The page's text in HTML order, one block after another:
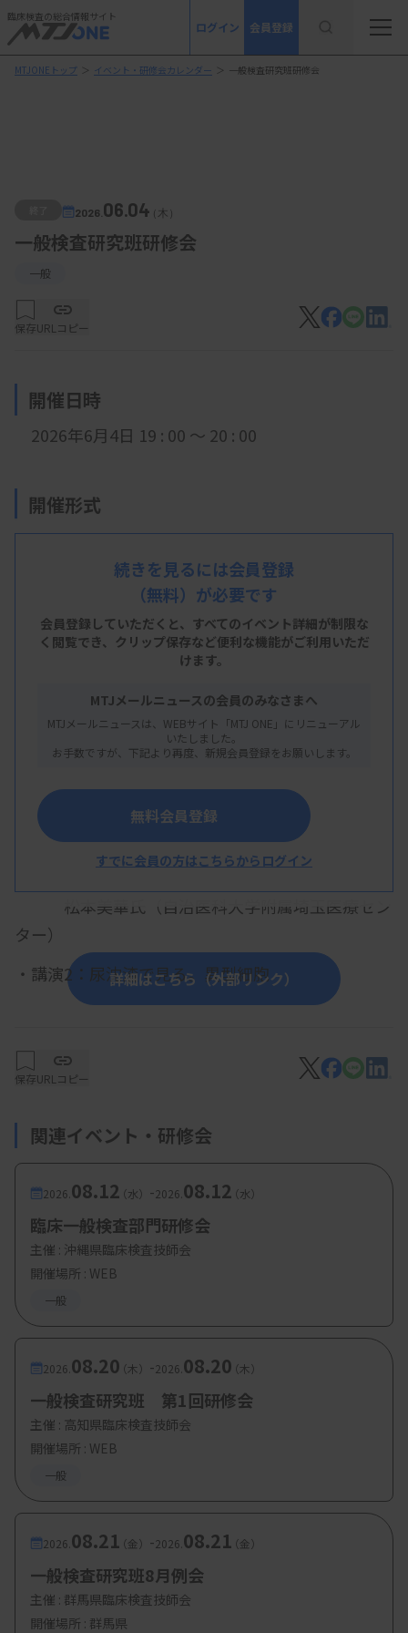
臨床検査の総合情報サイト
ログイン 会員登録
MTJONEトップ ＞ イベント・研修会カレンダー ＞ 一般検査研究班研修会
2026. 06.04（木）
一般検査研究班研修会
一般
保存URLコピー
開催日時
2026年6月4日 19 : 00 ～ 20 : 00
開催形式
LIVE配信
主 催
埼玉県臨床検査技師会
概 要
これから始める尿検査に向けて⑶～尿沈渣検査 パ
ート２～
・講演1：ここがポイント！上皮細胞の見分け方
松本美華氏（自治医科大学附属埼玉医療セン
ター）
・講演2：尿沈渣で見る。異型細胞
織田喜子氏（国立研究開発法人 国立がん研
【参加費・定員など】
・参加費：会員・賛助会員 500円、非会員 5000
・定 員：400名
詳細はこちら（外部リンク）
続きを見るには会員登録
（無料）が必要です
会員登録していただくと、すべてのイベント詳細が制限な
く閲覧でき、 クリップ保存など便利な機能がご利用いただ
けます。
MTJメールニュースの会員のみなさまへ
MTJメールニュースは、WEBサイト「MTJ ONE」にリニューアル
いたしました。
お手数ですが、下記より再度、新規会員登録をお願いします。
無料会員登録
すでに会員の方はこちらからログイン
保存URLコピー
関連イベント・研修会
2026. 08.12（水） -2026. 08.12（水）
臨床一般検査部門研修会
主催 : 沖縄県臨床検査技師会
開催場所 : WEB
一般
2026. 08.20（木） -2026. 08.20（木）
一般検査研究班 第1回研修会
主催 : 高知県臨床検査技師会
開催場所 : WEB
一般
2026. 08.21（金） -2026. 08.21（金）
一般検査研究班8月例会
主催 : 群馬県臨床検査技師会
開催場所 : 群馬県